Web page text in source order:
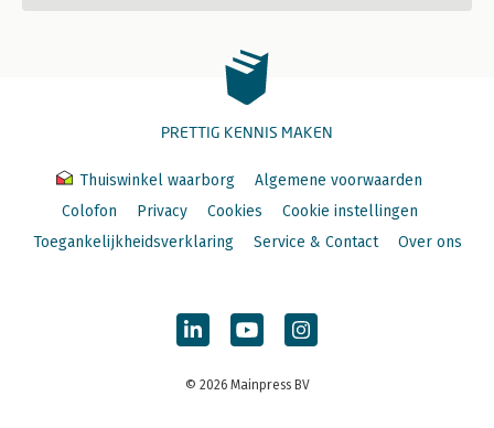
PRETTIG KENNIS MAKEN
Thuiswinkel waarborg
Algemene voorwaarden
Colofon
Privacy Cookies
Cookie instellingen
Toegankelijkheidsverklaring
Service & Contact Over ons
© 2026 Mainpress BV